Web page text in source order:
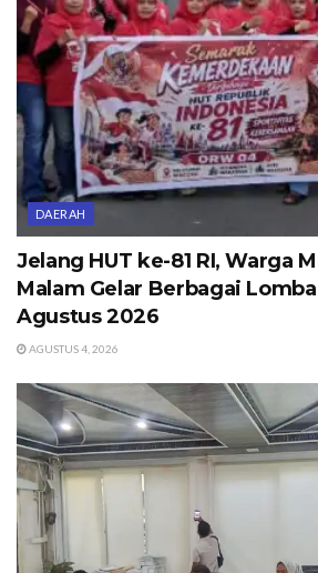
DAERAH
Jelang HUT ke-81 RI, Warga
Malam Gelar Berbagai
Agustus 2026
AGUSTUS 4, 2026